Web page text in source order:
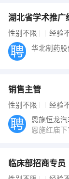
湖北省学术推广
性别不限 经验
销售主管
性别不限 经验
恩施恒龙
恩施红庙
临床部招商专员